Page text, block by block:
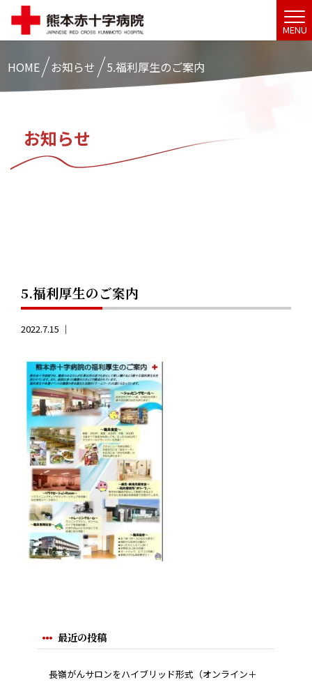
MENU
HOME お知らせ 5.福利厚生のご案内
お知らせ
5.福利厚生のご案内
2022.7.15 ｜
最近の投稿
長嶺がんサロンをハイブリッド形式（オンライン＋